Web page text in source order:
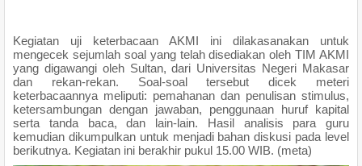
Kegiatan uji keterbacaan AKMI ini dilakasanakan untuk
mengecek sejumlah soal yang telah disediakan oleh TIM AKMI
yang digawangi oleh Sultan, dari Universitas Negeri Makasar
dan rekan-rekan. Soal-soal tersebut dicek meteri
keterbacaannya meliputi: pemahanan dan penulisan stimulus,
ketersambungan dengan jawaban, penggunaan huruf kapital
serta tanda baca, dan lain-lain. Hasil analisis para guru
kemudian dikumpulkan untuk menjadi bahan diskusi pada level
berikutnya. Kegiatan ini berakhir pukul 15.00 WIB. (meta)